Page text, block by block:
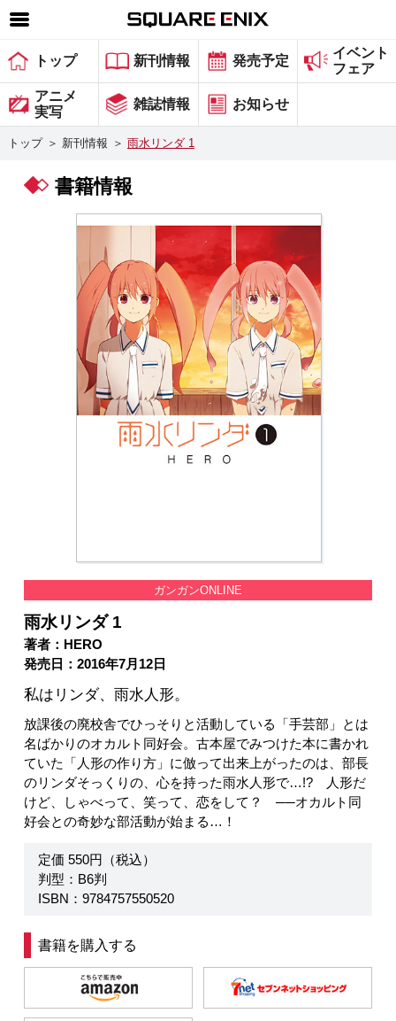
SQUARE ENIX 公式サイトメニュー
ゲーム
マガジン＆ブックス
グッズ
会社情報 採用情報
スクウェア・エニックス サイト内検索
トップ 新刊情報 発売予定
イベント
フェア
アニメ
実写
雑誌情報 お知らせ
トップ ＞ 新刊情報 ＞ 雨水リンダ 1
書籍情報
ガンガンONLINE
雨水リンダ 1
著者：HERO
発売日：2016年7月12日
私はリンダ、雨水人形。
放課後の廃校舎でひっそりと活動している「手芸部」とは
名ばかりのオカルト同好会。古本屋でみつけた本に書かれ
ていた「人形の作り方」に倣って出来上がったのは、部長
のリンダそっくりの、心を持った雨水人形で…!? 人形だ
けど、しゃべって、笑って、恋をして？ ──オカルト同
好会との奇妙な部活動が始まる…！
定価 550円（税込）
判型：B6判
ISBN：9784757550520
書籍を購入する